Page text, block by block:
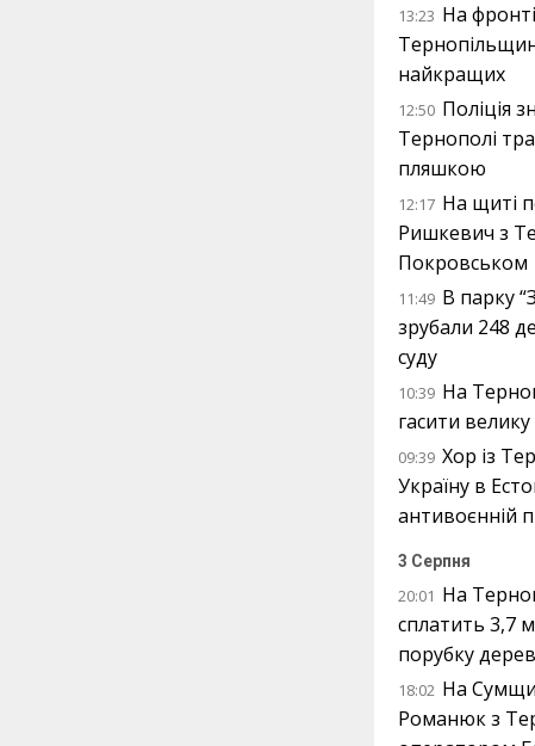
13:23 На
найкращих
12:50 Поліція
Тернополі
пляшкою
12:17 На щиті
Ришкевич з
Покровськом
11:49 В парку
зрубали 248
суду
10:39 На
гасити
09:39 Хор із
Україну в
антивоєнній
3 Серпня
20:01 На
сплатить 3,7
порубку дерев
18:02 На
Романюк з